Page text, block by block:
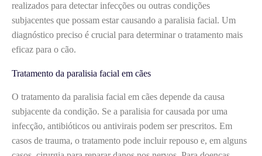
realizados para detectar infecções ou outras condições
subjacentes que possam estar causando a paralisia facial. Um
diagnóstico preciso é crucial para determinar o tratamento mais
eficaz para o cão.
Tratamento da paralisia facial em cães
O tratamento da paralisia facial em cães depende da causa
subjacente da condição. Se a paralisia for causada por uma
infecção, antibióticos ou antivirais podem ser prescritos. Em
casos de trauma, o tratamento pode incluir repouso e, em alguns